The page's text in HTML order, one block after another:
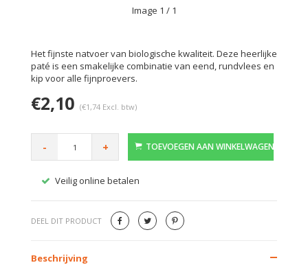
Image 1 / 1
Het fijnste natvoer van biologische kwaliteit. Deze heerlijke
paté is een smakelijke combinatie van eend, rundvlees en
kip voor alle fijnproevers.
€2,10 (€1,74 Excl. btw)
- + TOEVOEGEN AAN WINKELWAGEN
Veilig online betalen
DEEL DIT PRODUCT
Beschrijving